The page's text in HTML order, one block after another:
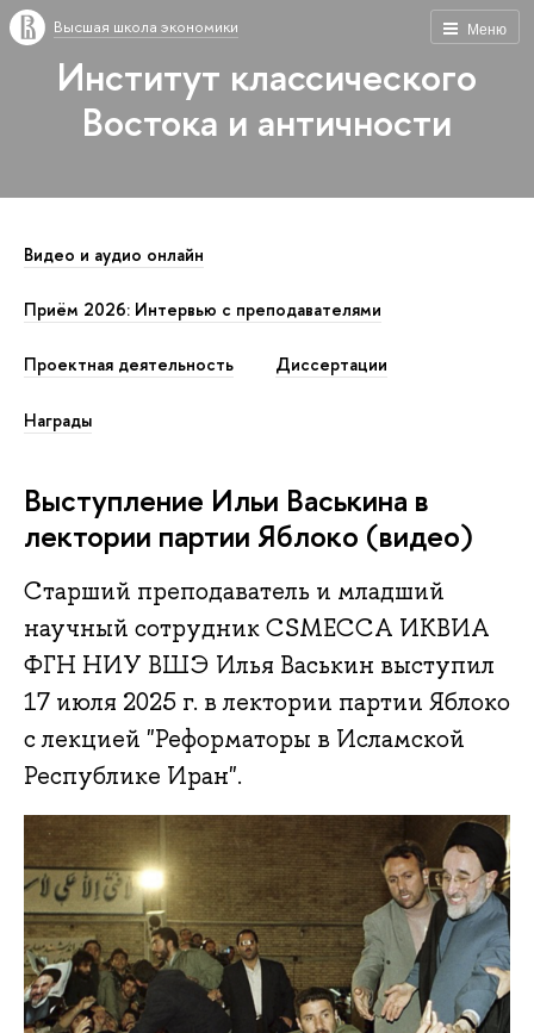
Меню
Высшая школа экономики
Институт классического
Востока и античности
Видео и аудио онлайн
Приём 2026: Интервью с преподавателями
Проектная деятельность Диссертации
Награды
Выступление Ильи Васькина в
лектории партии Яблоко (видео)
Старший преподаватель и младший
научный сотрудник CSMECCA ИКВИА
ФГН НИУ ВШЭ Илья Васькин выступил
17 июля 2025 г. в лектории партии Яблоко
с лекцией "Реформаторы в Исламской
Республике Иран".